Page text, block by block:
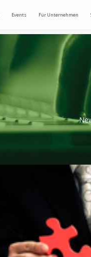
Events Für Unternehmen